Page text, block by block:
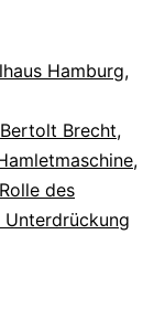
Hamburg,
Bertolt Brecht,
,
Rolle des